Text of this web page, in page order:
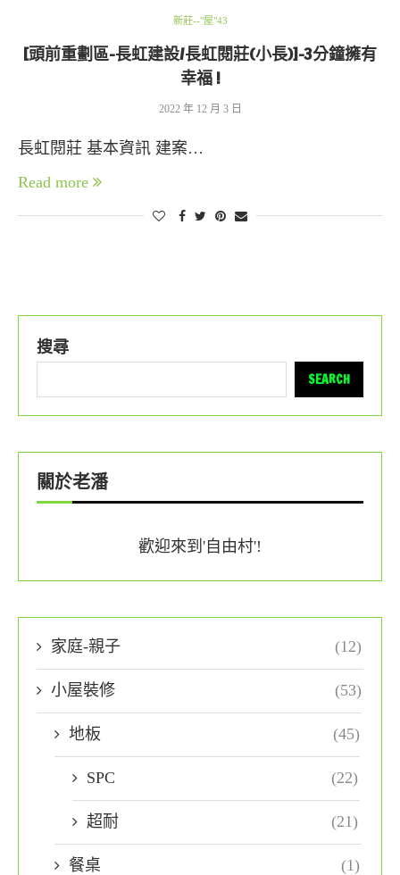
新莊--"屋"43
[頭前重劃區-長虹建設/長虹閱莊(小長)]-3分鐘擁有
幸福 !
2022 年 12 月 3 日
長虹閱莊 基本資訊 建案…
Read more
搜尋
SEARCH
關於老潘
歡迎來到'自由村'!
家庭-親子 (12)
小屋裝修 (53)
地板 (45)
SPC (22)
超耐 (21)
餐桌 (1)